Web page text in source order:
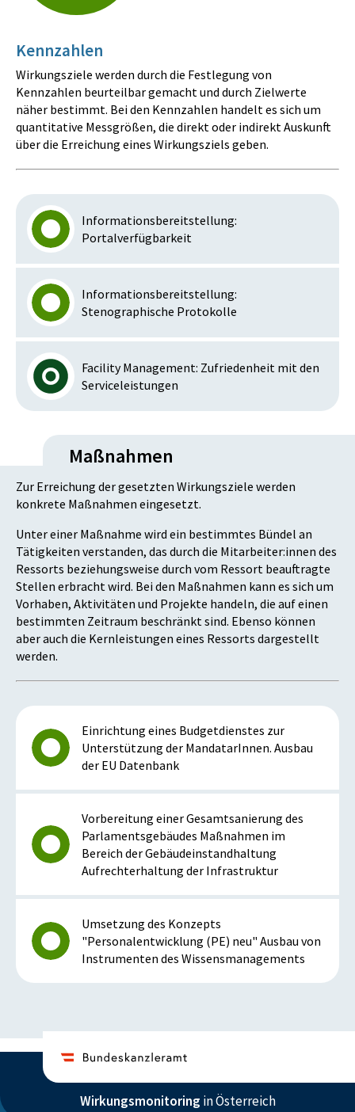
Kennzahlen
Wirkungsziele werden durch die Festlegung von
Kennzahlen beurteilbar gemacht und durch Zielwerte
näher bestimmt. Bei den Kennzahlen handelt es sich um
quantitative Messgrößen, die direkt oder indirekt Auskunft
über die Erreichung eines Wirkungsziels geben.
Informationsbereitstellung:
Portalverfügbarkeit
Informationsbereitstellung:
Stenographische Protokolle
Facility Management: Zufriedenheit mit den
Serviceleistungen
Maßnahmen
Zur Erreichung der gesetzten Wirkungsziele werden
konkrete Maßnahmen eingesetzt.
Unter einer Maßnahme wird ein bestimmtes Bündel an
Tätigkeiten verstanden, das durch die Mitarbeiter:innen des
Ressorts beziehungsweise durch vom Ressort beauftragte
Stellen erbracht wird. Bei den Maßnahmen kann es sich um
Vorhaben, Aktivitäten und Projekte handeln, die auf einen
bestimmten Zeitraum beschränkt sind. Ebenso können
aber auch die Kernleistungen eines Ressorts dargestellt
werden.
Einrichtung eines Budgetdienstes zur
Unterstützung der MandatarInnen. Ausbau
der EU Datenbank
Vorbereitung einer Gesamtsanierung des
Parlamentsgebäudes Maßnahmen im
Bereich der Gebäudeinstandhaltung
Aufrechterhaltung der Infrastruktur
Umsetzung des Konzepts
"Personalentwicklung (PE) neu" Ausbau von
Instrumenten des Wissensmanagements
Wirkungsmonitoring in Österreich